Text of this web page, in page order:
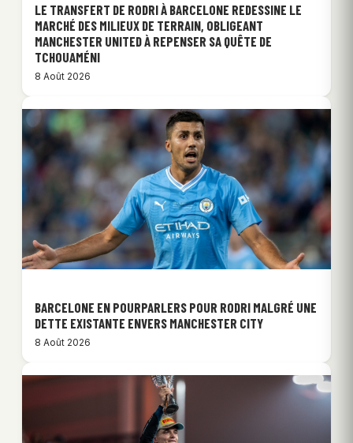
LE TRANSFERT DE RODRI À BARCELONE REDESSINE LE
MARCHÉ DES MILIEUX DE TERRAIN, OBLIGEANT
MANCHESTER UNITED À REPENSER SA QUÊTE DE
TCHOUAMÉNI
8 Août 2026
BARCELONE EN POURPARLERS POUR RODRI MALGRÉ UNE
DETTE EXISTANTE ENVERS MANCHESTER CITY
8 Août 2026